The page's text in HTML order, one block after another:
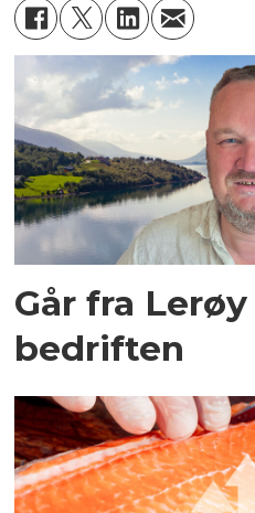
Går fra
bedriften